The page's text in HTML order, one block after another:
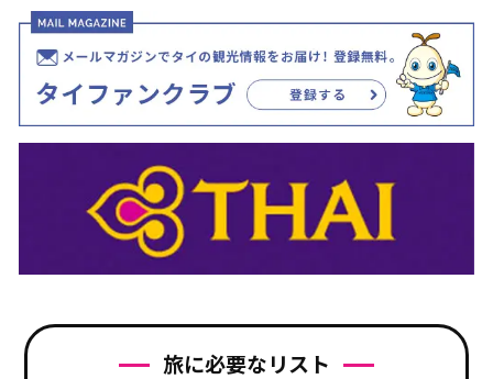
旅に必要なリスト